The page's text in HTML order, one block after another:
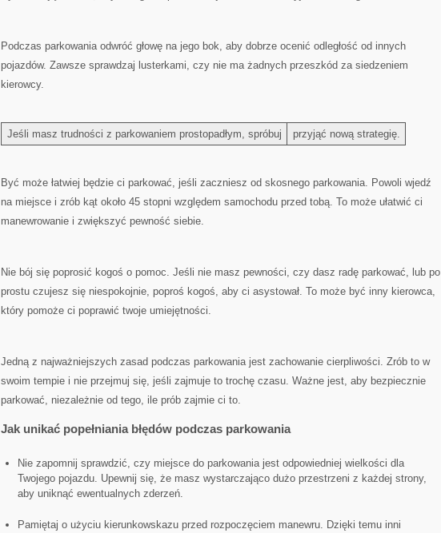
Podczas parkowania​ odwróć głowę ‌na jego⁢ bok,‌ aby dobrze ocenić odległość od ‌innych⁢
pojazdów. Zawsze ⁤sprawdzaj‍ lusterkami,⁣ czy nie ⁢ma żadnych przeszkód za siedzeniem
kierowcy.
Jeśli⁣ masz​ trudności z parkowaniem ⁢prostopadłym, spróbuj przyjąć nową strategię.
Być może łatwiej ⁤będzie⁤ ci parkować, jeśli zaczniesz od skosnego parkowania.⁣ Powoli wjedź
na miejsce i zrób ⁣kąt około 45⁤ stopni względem samochodu przed tobą.⁣ To może ułatwić ci
manewrowanie‌ i zwiększyć pewność siebie.
Nie bój ⁤się poprosić kogoś o ⁤pomoc. Jeśli nie masz⁣ pewności, czy dasz radę parkować, lub po
prostu czujesz się​ niespokojnie, poproś kogoś, aby ci asystował. To może być inny kierowca,
który⁢ pomoże ci poprawić twoje umiejętności.
Jedną z⁤ najważniejszych zasad​ podczas ⁣parkowania jest zachowanie ⁤cierpliwości. Zrób to w
swoim ‍tempie i nie ⁣przejmuj się, jeśli zajmuje to⁤ trochę czasu. Ważne jest, aby bezpiecznie
parkować,⁢ niezależnie‌ od tego, ile prób⁣ zajmie ci to.
Jak unikać popełniania błędów podczas parkowania
Nie⁢ zapomnij sprawdzić, czy miejsce do ‍parkowania jest odpowiedniej wielkości dla
Twojego pojazdu. Upewnij się,‌ że masz ‍wystarczająco dużo przestrzeni z każdej strony,
aby uniknąć ewentualnych zderzeń.
Pamiętaj o użyciu kierunkowskazu przed rozpoczęciem⁣ manewru. Dzięki temu inni